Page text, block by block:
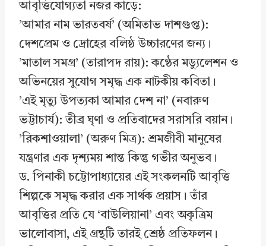
আবৃত্তিযোগ্যতা নজর কাড়ে:
’আমার নাম ভারতবর্ষ’ (অমিতাভ দাশগুপ্ত):
দেশপ্রেম ও দ্রোহের বলিষ্ঠ উচ্চারণের জন্য।
’মাতাল সমগ্র’ (তারাপদ রায়): কণ্ঠের মড্যুলেশন ও
অভিনয়ের সুযোগ সমৃদ্ধ এক নাটকীয় কবিতা।
’এই মৃত্যু উপত্যকা আমার দেশ না’ (নবারুণ
ভট্টাচার্য): তীব্র ঘৃণা ও প্রতিবাদের সরাসরি বয়ান।
’রিকশাওয়ালা’ (অরুণ মিত্র): শ্রমজীবী মানুষের
যন্ত্রণার এক দৃশ্যময় শান্ত কিন্তু গভীর অনুভব।
ড. পিনাকী চট্টোপাধ্যায়ের এই সংকলনটি আবৃত্তি
শিল্পকে সমৃদ্ধ করার এক সার্থক প্রয়াস। তাঁর
আবৃত্তির প্রতি যে ‘বাউলিয়ানা’ এবং অকৃত্রিম
ভালোবাসা, এই গ্রন্থটি তারই শ্রেষ্ঠ প্রতিফলন।